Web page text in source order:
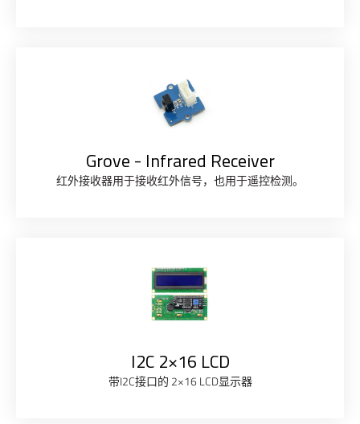
Grove - Infrared Receiver
红外接收器用于接收红外信号，也用于遥控检测。
I2C 2×16 LCD
带I2C接口的 2×16 LCD显示器